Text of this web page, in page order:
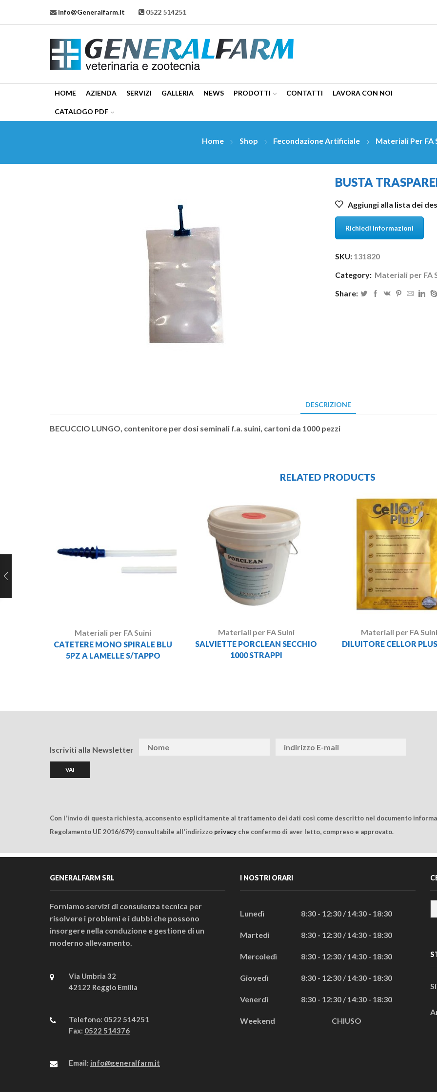
Info@generalfarm.it 0522 514251
HOME AZIENDA SERVIZI GALLERIA NEWS PRODOTTI CONTATTI LAVORA CON NOI
CATALOGO PDF
Home Shop Fecondazione Artificiale Materiali Per FA
BUSTA
Aggiungi alla lista dei
Richiedi Informazioni
SKU: 131820
Category: Materiali per FA
Share:
DESCRIZIONE
BECUCCIO LUNGO, contenitore per dosi seminali f.a. suini, cartoni da 1000 pezzi
RELATED PRODUCTS
Materiali per FA Suini
CATETERE MONO SPIRALE BLU
5PZ A LAMELLE S/TAPPO
Materiali per FA Suini
SALVIETTE PORCLEAN SECCHIO
1000 STRAPPI
Materiali per FA Suini
DILUITORE CELLOR
Iscriviti alla Newsletter
Con l'invio di questa richiesta, acconsento esplicitamente al trattamento dei dati così come descritto nel documento
Regolamento UE 2016/679) consultabile all'indirizzo privacy che confermo di aver letto, compreso e approvato.
GENERALFARM SRL
Forniamo servizi di consulenza tecnica per
risolvere i problemi e i dubbi che possono
insorgere nella conduzione e gestione di un
moderno allevamento.
Via Umbria 32
42122 Reggio Emilia
Telefono: 0522 514251
Fax: 0522 514376
Email: info@generalfarm.it
I NOSTRI ORARI
Lunedì 8:30 - 12:30 / 14:30 - 18:30
Martedì 8:30 - 12:30 / 14:30 - 18:30
Mercoledì 8:30 - 12:30 / 14:30 - 18:30
Giovedì 8:30 - 12:30 / 14:30 - 18:30
Venerdì 8:30 - 12:30 / 14:30 - 18:30
Weekend CHIUSO